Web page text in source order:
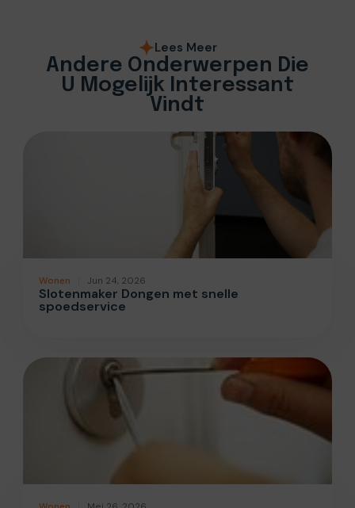
Lees Meer
Andere Onderwerpen Die
U Mogelijk Interessant
Vindt
Wonen Jun 24, 2026
Slotenmaker Dongen met snelle
spoedservice